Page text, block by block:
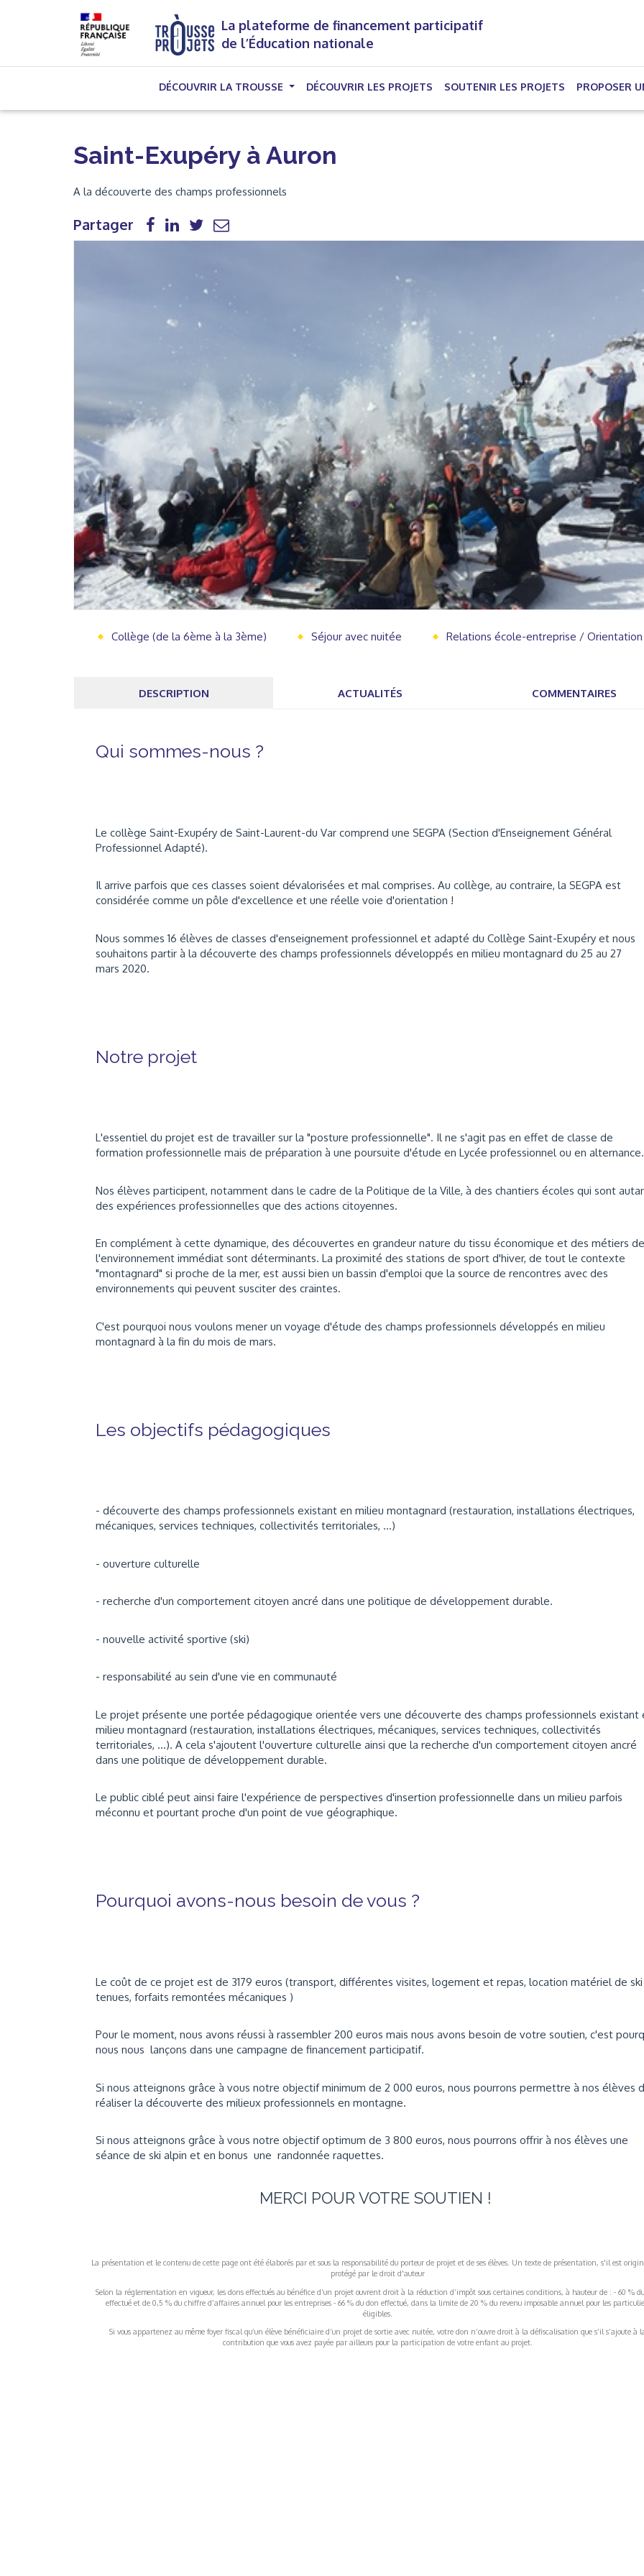
La plateforme de financement participatif
de l’Éducation nationale
DÉCOUVRIR LA TROUSSE DÉCOUVRIR LES PROJETS (CURRENT)
SOUTENIR LES PROJETS PROPOSER
Saint-Exupéry à Auron
A la découverte des champs professionnels
Partager
Collège (de la 6ème à la 3ème) Séjour avec nuitée Relations école-entreprise / Orientation
DESCRIPTION ACTUALITÉS COMMENTAIRES
Qui sommes-nous ?
Le collège Saint-Exupéry de Saint-Laurent-du Var comprend une SEGPA (Section d'Enseignement Général
Professionnel Adapté).
Il arrive parfois que ces classes soient dévalorisées et mal comprises. Au collège, au contraire, la SEGPA est
considérée comme un pôle d'excellence et une réelle voie d'orientation !
Nous sommes 16 élèves de classes d'enseignement professionnel et adapté du Collège Saint-Exupéry et nous
souhaitons partir à la découverte des champs professionnels développés en milieu montagnard du 25 au 27
mars 2020.
Notre projet
L'essentiel du projet est de travailler sur la "posture professionnelle". Il ne s'agit pas en effet de classe de
formation professionnelle mais de préparation à une poursuite d'étude en Lycée professionnel ou en alternance.
Nos élèves participent, notamment dans le cadre de la Politique de la Ville, à des chantiers écoles qui sont
des expériences professionnelles que des actions citoyennes.
En complément à cette dynamique, des découvertes en grandeur nature du tissu économique et des métiers de
l'environnement immédiat sont déterminants. La proximité des stations de sport d'hiver, de tout le contexte
"montagnard" si proche de la mer, est aussi bien un bassin d'emploi que la source de rencontres avec des
environnements qui peuvent susciter des craintes.
C'est pourquoi nous voulons mener un voyage d'étude des champs professionnels développés en milieu
montagnard à la fin du mois de mars.
Les objectifs pédagogiques
- découverte des champs professionnels existant en milieu montagnard (restauration, installations électriques,
mécaniques, services techniques, collectivités territoriales, ...)
- ouverture culturelle
- recherche d'un comportement citoyen ancré dans une politique de développement durable.
- nouvelle activité sportive (ski)
- responsabilité au sein d'une vie en communauté
Le projet présente une portée pédagogique orientée vers une découverte des champs professionnels existant
milieu montagnard (restauration, installations électriques, mécaniques, services techniques, collectivités
territoriales, ...). A cela s'ajoutent l'ouverture culturelle ainsi que la recherche d'un comportement citoyen ancré
dans une politique de développement durable.
Le public ciblé peut ainsi faire l'expérience de perspectives d'insertion professionnelle dans un milieu parfois
méconnu et pourtant proche d'un point de vue géographique.
Pourquoi avons-nous besoin de vous ?
Le coût de ce projet est de 3179 euros (transport, différentes visites, logement et repas, location matériel de
tenues, forfaits remontées mécaniques )
Pour le moment, nous avons réussi à rassembler 200 euros mais nous avons besoin de votre soutien, c'est
nous nous lançons dans une campagne de financement participatif.
Si nous atteignons grâce à vous notre objectif minimum de 2 000 euros, nous pourrons permettre à nos élèves
réaliser la découverte des milieux professionnels en montagne.
Si nous atteignons grâce à vous notre objectif optimum de 3 800 euros, nous pourrons offrir à nos élèves une
séance de ski alpin et en bonus une randonnée raquettes.
MERCI POUR VOTRE SOUTIEN !
La présentation et le contenu de cette page ont été élaborés par et sous la responsabilité du porteur de projet et de ses élèves. Un texte de présentation, s'il est
protégé par le droit d'auteur
Selon la réglementation en vigueur, les dons effectués au bénéfice d’un projet ouvrent droit à la réduction d’impôt sous certaines conditions, à hauteur de : - 60 %
effectué et de 0,5 % du chiffre d’affaires annuel pour les entreprises - 66 % du don effectué, dans la limite de 20 % du revenu imposable annuel pour les
éligibles.
Si vous appartenez au même foyer fiscal qu’un élève bénéficiaire d’un projet de sortie avec nuitée, votre don n’ouvre droit à la défiscalisation que s’il s’ajoute à
contribution que vous avez payée par ailleurs pour la participation de votre enfant au projet.